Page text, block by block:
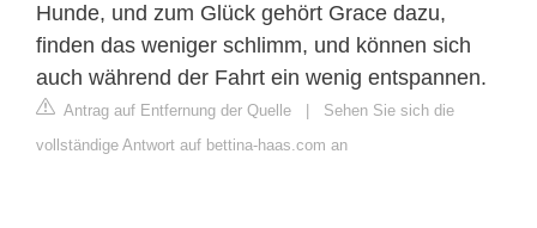
Hunde, und zum Glück gehört Grace dazu,
finden das weniger schlimm, und können sich
auch während der Fahrt ein wenig entspannen.
Antrag auf Entfernung der Quelle
Sehen Sie sich die
vollständige Antwort auf bettina-haas.com an